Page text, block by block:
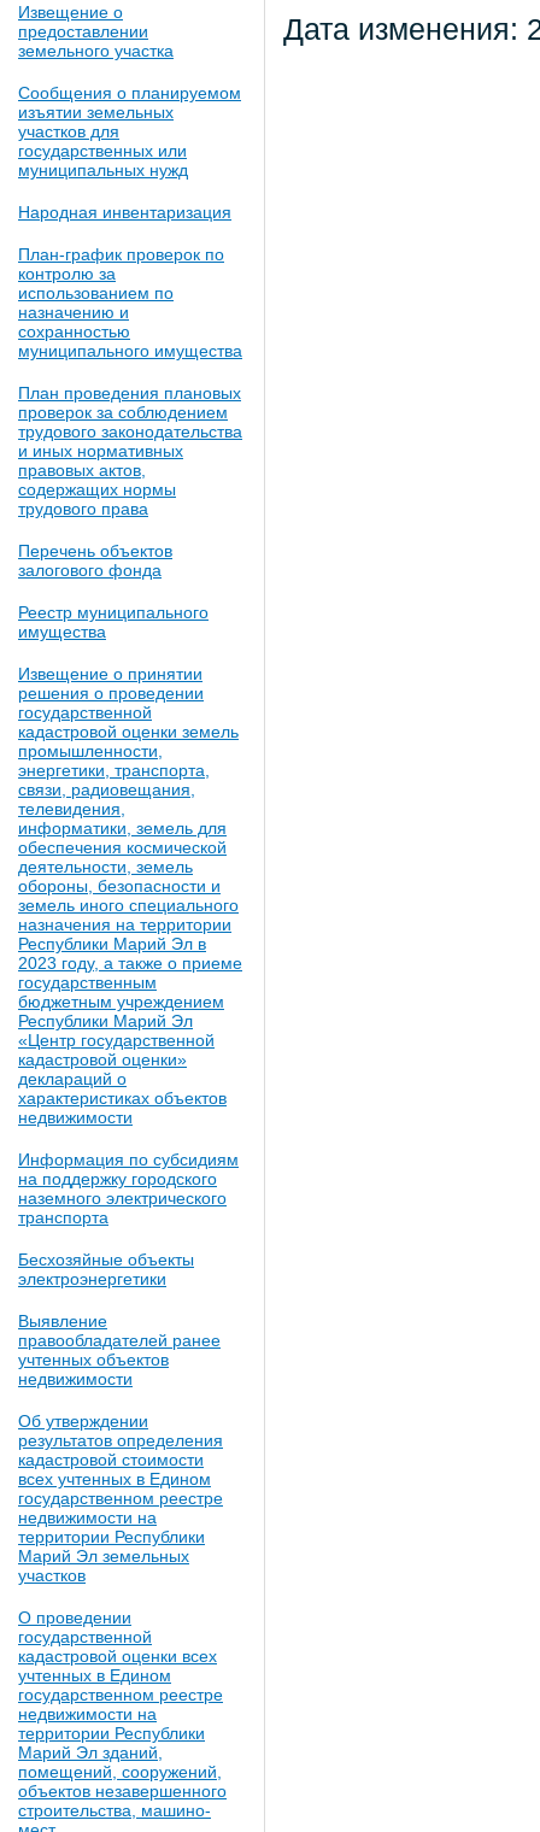
Извещение о
предоставлении
земельного участка
Сообщения о планируемом
изъятии земельных
участков для
государственных или
муниципальных нужд
Народная инвентаризация
План-график проверок по
контролю за
использованием по
назначению и
сохранностью
муниципального имущества
План проведения плановых
проверок за соблюдением
трудового законодательства
и иных нормативных
правовых актов,
содержащих нормы
трудового права
Перечень объектов
залогового фонда
Реестр муниципального
имущества
Извещение о принятии
решения о проведении
государственной
кадастровой оценки земель
промышленности,
энергетики, транспорта,
связи, радиовещания,
телевидения,
информатики, земель для
обеспечения космической
деятельности, земель
обороны, безопасности и
земель иного специального
назначения на территории
Республики Марий Эл в
2023 году, а также о приеме
государственным
бюджетным учреждением
Республики Марий Эл
«Центр государственной
кадастровой оценки»
деклараций о
характеристиках объектов
недвижимости
Информация по субсидиям
на поддержку городского
наземного электрического
транспорта
Бесхозяйные объекты
электроэнергетики
Выявление
правообладателей ранее
учтенных объектов
недвижимости
Об утверждении
результатов определения
кадастровой стоимости
всех учтенных в Едином
государственном реестре
недвижимости на
территории Республики
Марий Эл земельных
участков
О проведении
государственной
кадастровой оценки всех
учтенных в Едином
государственном реестре
недвижимости на
территории Республики
Марий Эл зданий,
помещений, сооружений,
объектов незавершенного
строительства, машино-
Дата изменения: